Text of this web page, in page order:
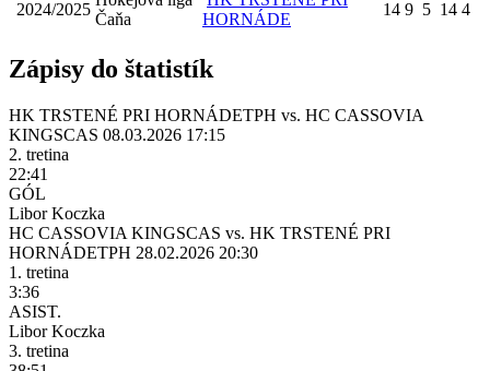
2024/2025
Čaňa
HORNÁDE
14 9 5 14 4
Zápisy do štatistík
HK TRSTENÉ PRI HORNÁDETPH vs. HC CASSOVIA
KINGSCAS 08.03.2026 17:15
2. tretina
22:41
GÓL
Libor Koczka
HC CASSOVIA KINGSCAS vs. HK TRSTENÉ PRI
HORNÁDETPH 28.02.2026 20:30
1. tretina
3:36
ASIST.
Libor Koczka
3. tretina